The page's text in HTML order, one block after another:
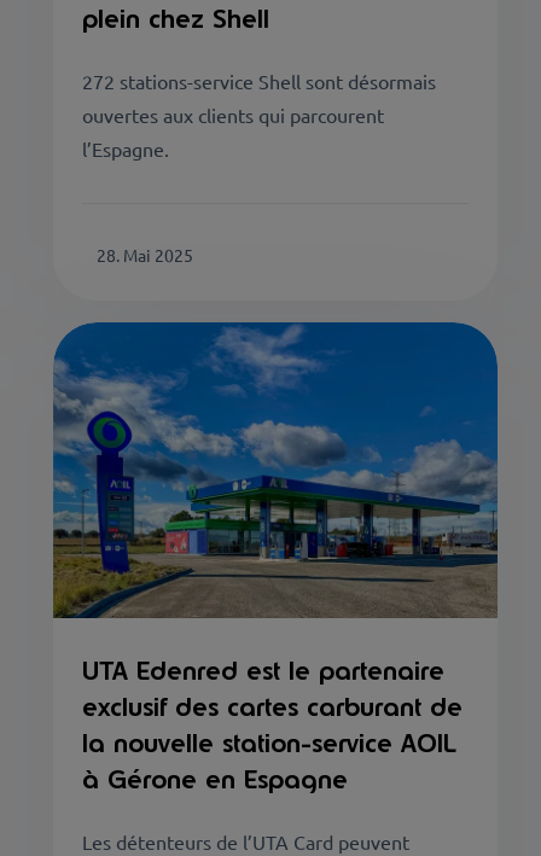
plein chez Shell
272 stations-service Shell sont désormais
ouvertes aux clients qui parcourent
l’Espagne.
28. Mai 2025
UTA Edenred est le partenaire
exclusif des cartes carburant de
la nouvelle station-service AOIL
à Gérone en Espagne
Les détenteurs de l’UTA Card peuvent